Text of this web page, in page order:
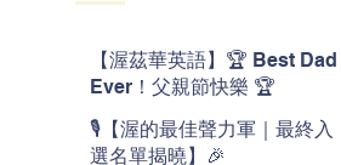
【渥茲華英語】🏆 Best Dad
Ever！父親節快樂 🏆
🎙️【渥的最佳聲力軍｜最終入
選名單揭曉】🎉